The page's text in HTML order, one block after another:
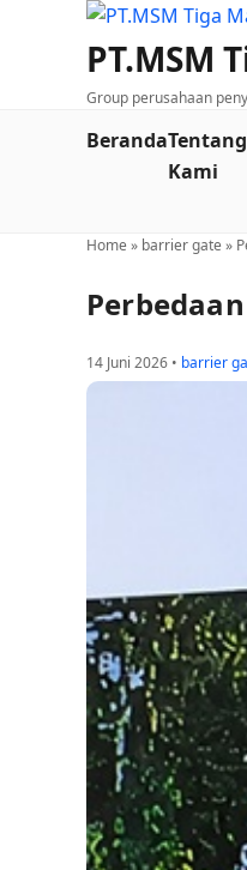
PT.MSM
Group perusahaan
BerandaTentang
Kami
Home » barrier gate »
14 Juni 2026 • barrier